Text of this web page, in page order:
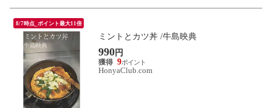
8/7時点_ポイント最大11倍
ミントとカツ丼 /牛島映典
990円
9
HonyaClub.com